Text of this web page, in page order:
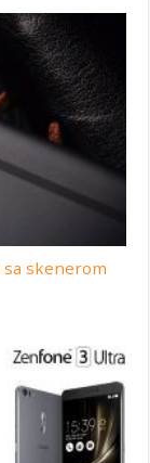
skenerom